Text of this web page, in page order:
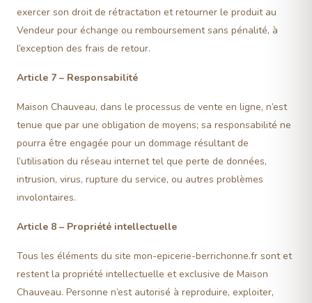
exercer son droit de rétractation et retourner le produit au
Vendeur pour échange ou remboursement sans pénalité, à
l’exception des frais de retour.
Article 7 – Responsabilité
Maison Chauveau, dans le processus de vente en ligne, n’est
tenue que par une obligation de moyens; sa responsabilité ne
pourra être engagée pour un dommage résultant de
l’utilisation du réseau internet tel que perte de données,
intrusion, virus, rupture du service, ou autres problèmes
involontaires.
Article 8 – Propriété intellectuelle
Tous les éléments du site mon-epicerie-berrichonne.fr sont et
restent la propriété intellectuelle et exclusive de Maison
Chauveau. Personne n’est autorisé à reproduire, exploiter,